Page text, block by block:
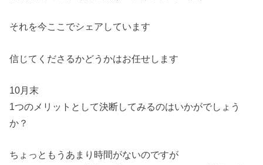
それを今ここでシェアしています
信じてくださるかどうかはお任せします
10月末
1つのメリットとして決断してみるのはいかがでしょう
か？
ちょっともうあまり時間がないのですが